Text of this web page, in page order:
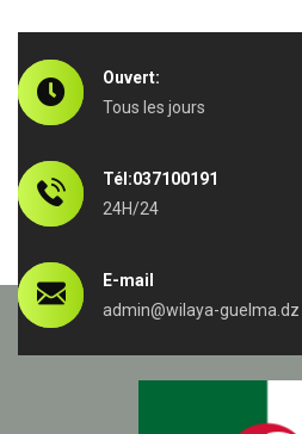
Ouvert:
Tous les jours
Tél:037100191
24H/24
E-mail
admin@wilaya-guelma.dz